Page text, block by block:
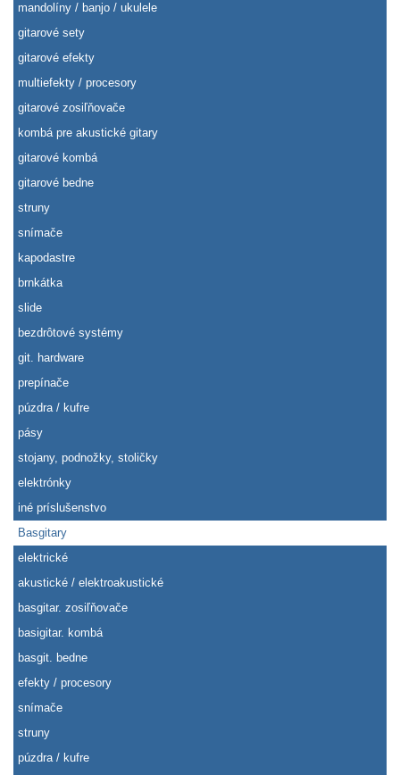
mandolíny / banjo / ukulele
gitarové sety
gitarové efekty
multiefekty / procesory
gitarové zosiľňovače
kombá pre akustické gitary
gitarové kombá
gitarové bedne
struny
snímače
kapodastre
brnkátka
slide
bezdrôtové systémy
git. hardware
prepínače
púzdra / kufre
pásy
stojany, podnožky, stoličky
elektrónky
iné príslušenstvo
Basgitary
elektrické
akustické / elektroakustické
basgitar. zosiľňovače
basigitar. kombá
basgit. bedne
efekty / procesory
snímače
struny
púzdra / kufre